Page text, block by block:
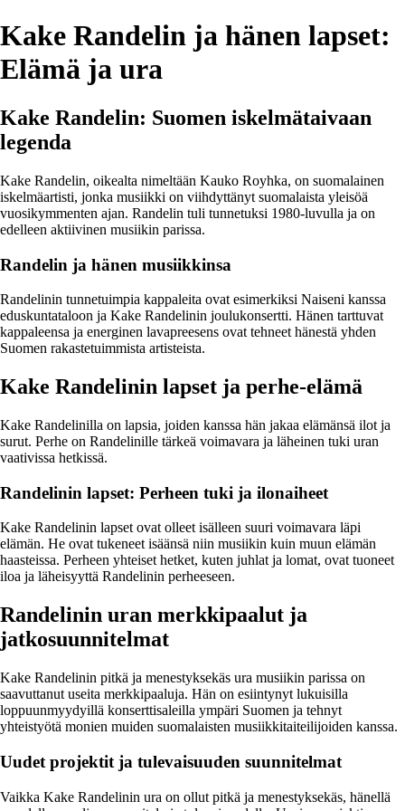
Kake Randelin ja hänen lapset:
Elämä ja ura
Kake Randelin: Suomen iskelmätaivaan
legenda
Kake Randelin, oikealta nimeltään Kauko Royhka, on suomalainen
iskelmäartisti, jonka musiikki on viihdyttänyt suomalaista yleisöä
vuosikymmenten ajan. Randelin tuli tunnetuksi 1980-luvulla ja on
edelleen aktiivinen musiikin parissa.
Randelin ja hänen musiikkinsa
Randelinin tunnetuimpia kappaleita ovat esimerkiksi Naiseni kanssa
eduskuntataloon ja Kake Randelinin joulukonsertti. Hänen tarttuvat
kappaleensa ja energinen lavapreesens ovat tehneet hänestä yhden
Suomen rakastetuimmista artisteista.
Kake Randelinin lapset ja perhe-elämä
Kake Randelinilla on lapsia, joiden kanssa hän jakaa elämänsä ilot ja
surut. Perhe on Randelinille tärkeä voimavara ja läheinen tuki uran
vaativissa hetkissä.
Randelinin lapset: Perheen tuki ja ilonaiheet
Kake Randelinin lapset ovat olleet isälleen suuri voimavara läpi
elämän. He ovat tukeneet isäänsä niin musiikin kuin muun elämän
haasteissa. Perheen yhteiset hetket, kuten juhlat ja lomat, ovat tuoneet
iloa ja läheisyyttä Randelinin perheeseen.
Randelinin uran merkkipaalut ja
jatkosuunnitelmat
Kake Randelinin pitkä ja menestyksekäs ura musiikin parissa on
saavuttanut useita merkkipaaluja. Hän on esiintynyt lukuisilla
loppuunmyydyillä konserttisaleilla ympäri Suomen ja tehnyt
yhteistyötä monien muiden suomalaisten musiikkitaiteilijoiden kanssa.
Uudet projektit ja tulevaisuuden suunnitelmat
Vaikka Kake Randelinin ura on ollut pitkä ja menestyksekäs, hänellä